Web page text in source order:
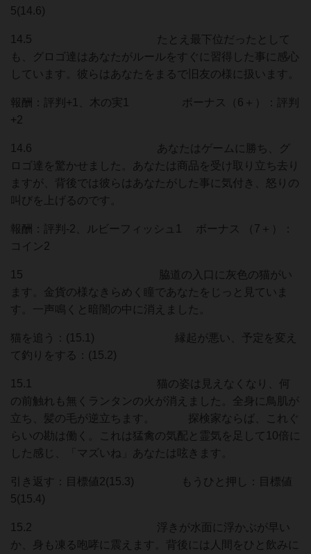
5(14.6)
14.5 たとえ最下位だったとして
も、グロゴ達はあなたがルールをすぐに習得した事に感心
しています。彼らはあなたをまるで旧友の様に扱います。
報酬：評判+1、木の実1 ボーナス（6＋）：評判
+2
14.6 あなたはゲームに勝ち、グ
ロゴ達を驚かせました。あなたは商品を受け取り立ち去り
ますが、背後では彼らはあなたがした事に気付き、怒りの
叫びを上げるのです。
報酬：評判-2、ルビーフィッシュ1 ボーナス （7＋）：
コイン2
15 脇道の入口に灰色の猫がい
ます。金貨の様なきらめく瞳であなたをじっと見ていま
す。一声鳴くと暗闇の中に消えました。
猫を追う：(15.1) 縁起が悪い、予定を変え
て釣りをする：(15.2)
15.1 猫の姿は見えなくなり、何
の前触れも無くランタンの火が消えました。全身に鳥肌が
立ち、髪の毛が逆立ちます。 探検家ならば、これぐ
らいの勘は働く。これは猛禽の気配と霊気を足して10倍に
した感じ、「マズいね」あなたは呟きます。
引き返す：目標値2(15.3) もうひと押し：目標値
5(15.4)
15.2 浮きが水面に浮かぶが早い
か、身も凍る咆哮に震えます。背後には人間をひと飲みに